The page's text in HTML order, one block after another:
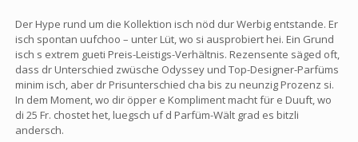
Der Hype rund um die Kollektion isch nöd dur Werbig entstande. Er
isch spontan uufchoo – unter Lüt, wo si ausprobiert hei. Ein Grund
isch s extrem gueti Preis-Leistigs-Verhältnis. Rezensente säged oft,
dass dr Unterschied zwüsche Odyssey und Top-Designer-Parfüms
minim isch, aber dr Prisunterschied cha bis zu neunzig Prozenz si.
In dem Moment, wo dir öpper e Kompliment macht für e Duuft, wo
di 25 Fr. chostet het, luegsch uf d Parfüm-Wält grad es bitzli
andersch.